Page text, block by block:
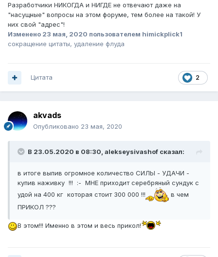
Разработчики НИКОГДА и НИГДЕ не отвечают даже на
"насущные" вопросы на этом форуме, тем более на такой! У
них свой "адрес"!
Изменено 23 мая, 2020 пользователем himickplick1
сокращение цитаты, удаление флуда
2
Цитата
akvads
Опубликовано 23 мая, 2020
В 23.05.2020 в 08:30, alekseysivashof сказал:
в итоге выпив огромное количество СИЛЫ - УДАЧИ -
купив наживку !!! :- МНЕ приходит серебряный сундук с
удой на 400 кг которая стоит 300 000 !!!
в чем
ПРИКОЛ ???
В этом!!! Именно в этом и весь прикол!